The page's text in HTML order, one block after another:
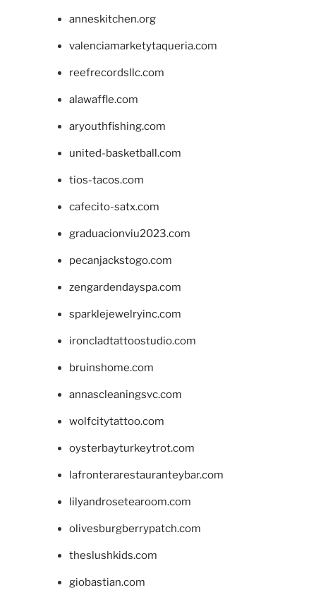
anneskitchen.org
valenciamarketytaqueria.com
reefrecordsllc.com
alawaffle.com
aryouthfishing.com
united-basketball.com
tios-tacos.com
cafecito-satx.com
graduacionviu2023.com
pecanjackstogo.com
zengardendayspa.com
sparklejewelryinc.com
ironcladtattoostudio.com
bruinshome.com
annascleaningsvc.com
wolfcitytattoo.com
oysterbayturkeytrot.com
lafronterarestauranteybar.com
lilyandrosetearoom.com
olivesburgberrypatch.com
theslushkids.com
giobastian.com